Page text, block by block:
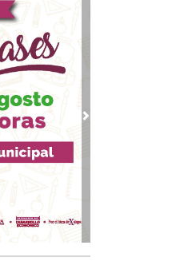
Salud para
07/08/2026
amaneció
extrañas ¿es
Next